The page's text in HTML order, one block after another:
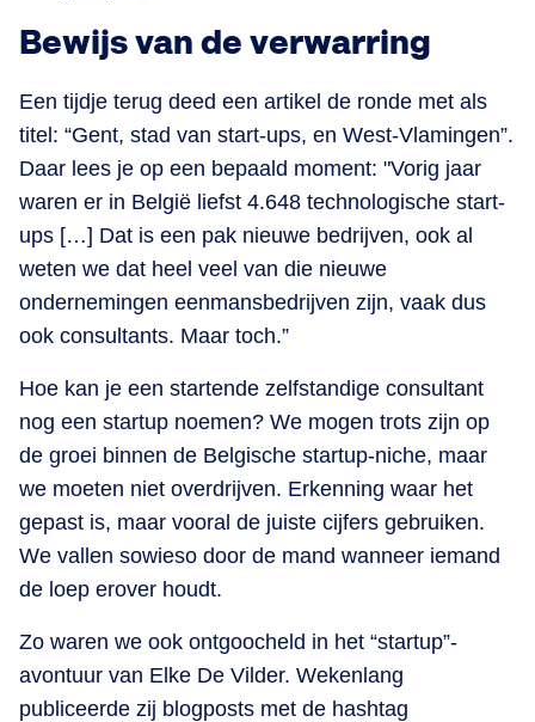
Bewijs van de verwarring
Een tijdje terug deed een artikel de ronde met als
titel: “Gent, stad van start-ups, en West-Vlamingen”.
Daar lees je op een bepaald moment: "Vorig jaar
waren er in België liefst 4.648 technologische start-
ups […] Dat is een pak nieuwe bedrijven, ook al
weten we dat heel veel van die nieuwe
ondernemingen eenmansbedrijven zijn, vaak dus
ook consultants. Maar toch.”
Hoe kan je een startende zelfstandige consultant
nog een startup noemen? We mogen trots zijn op
de groei binnen de Belgische startup-niche, maar
we moeten niet overdrijven. Erkenning waar het
gepast is, maar vooral de juiste cijfers gebruiken.
We vallen sowieso door de mand wanneer iemand
de loep erover houdt.
Zo waren we ook ontgoocheld in het “startup”-
avontuur van Elke De Vilder. Wekenlang
publiceerde zij blogposts met de hashtag